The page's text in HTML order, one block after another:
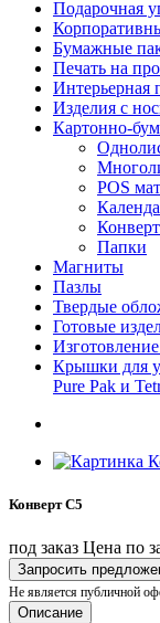
Подарочная
Бумажные
Печать на
Интерьерная
Изделия с
Картонно-
POS
Папки
Магниты
Пазлы
Твердые
Готовые
Крышки для
Pure Pak и
Конверт C5
под заказ Цена по
Запросить
Не является публичной
Описание